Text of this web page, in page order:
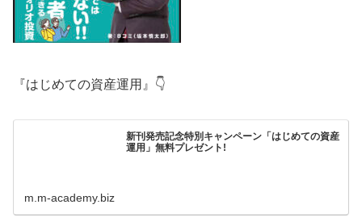
『はじめての資産運用』👇
新刊発売記念特別キャンペーン「はじめての資産
運用」無料プレゼント!
m.m-academy.biz